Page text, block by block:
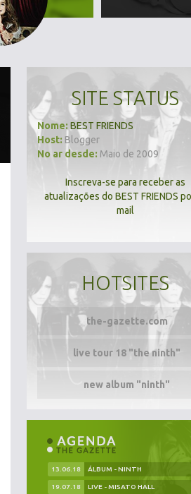
SITE STATUS
Nome: BEST FRIENDS
Host: Blogger
No ar desde: Maio de 2009
Inscreva-se para receber as
atualizações do BEST FRIENDS
mail
HOTSITES
the-gazette.com
live tour 18 "the ninth"
new album "ninth"
13.06.18 ÁLBUM - NINTH
19.07.18 LIVE - MISATO HALL